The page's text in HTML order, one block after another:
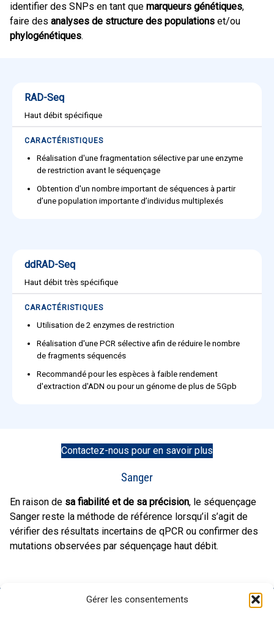
Gérer les consentements
identifier des SNPs en tant que marqueurs génétiques,
faire des analyses de structure des populations et/ou
phylogénétiques.
RAD-Seq
Haut débit spécifique
CARACTÉRISTIQUES
Réalisation d'une fragmentation sélective par une enzyme
de restriction avant le séquençage
Obtention d'un nombre important de séquences à partir
d’une population importante d’individus multiplexés
ddRAD-Seq
Haut débit très spécifique
CARACTÉRISTIQUES
Utilisation de 2 enzymes de restriction
Réalisation d'une PCR sélective afin de réduire le nombre
de fragments séquencés
Recommandé pour les espèces à faible rendement
d'extraction d'ADN ou pour un génome de plus de 5Gpb
Contactez-nous pour en savoir plus
Sanger
En raison de sa fiabilité et de sa précision, le séquençage
Sanger reste la méthode de référence lorsqu’il s’agit de
vérifier des résultats incertains de qPCR ou confirmer des
mutations observées par séquençage haut débit.